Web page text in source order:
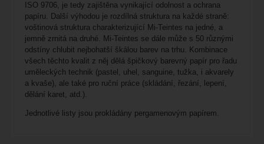
ISO 9706, je tedy zajištěna vynikající odolnost a ochrana
papíru. Další výhodou je rozdílná struktura na každé straně:
voštinová struktura charakterizující Mi-Teintes na jedné, a
jemně zrnitá na druhé. Mi-Teintes se dále může s 50 různými
odstíny chlubit nejbohatší škálou barev na trhu. Kombinace
všech těchto kvalit z něj dělá špičkový barevný papír pro řadu
uměleckých technik (pastel, uhel, sanguine, tužka, i akvarely
a kvaše), ale také pro ruční práce (skládání, řezání, lepení,
dělání karet, atd.).
Jednotlivé listy jsou prokládány pergamenovým papírem.